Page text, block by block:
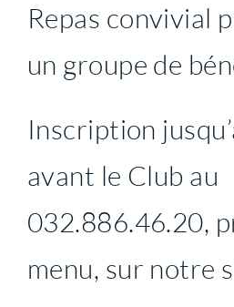
Repas convivial
un groupe de
Inscription
avant le Club au
032.886.46.20,
menu, sur notre